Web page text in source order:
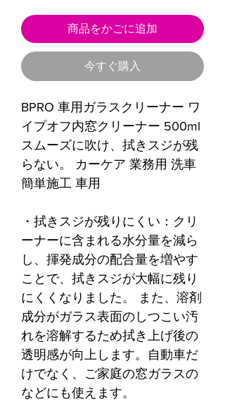
商品をかごに追加
今すぐ購入
BPRO 車用ガラスクリーナー ワ
イプオフ内窓クリーナー 500ml
スムーズに吹け、拭きスジが残
らない。 カーケア 業務用 洗車
簡単施工 車用
・拭きスジが残りにくい：クリ
ーナーに含まれる水分量を減ら
し、揮発成分の配合量を増やす
ことで、拭きスジが大幅に残り
にくくなりました。 また、溶剤
成分がガラス表面のしつこい汚
れを溶解するため拭き上げ後の
透明感が向上します。自動車だ
けでなく、ご家庭の窓ガラスの
などにも使えます。